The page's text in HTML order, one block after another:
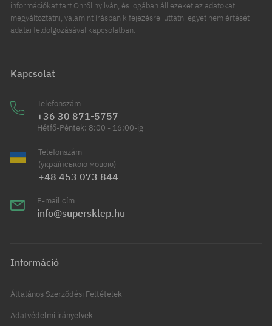
információkat tart Önről nyilván, és jogában áll ezeket az adatokat
megváltoztatni, valamint írásban kifejezésre juttatni egyet nem értését
adatai feldolgozásával kapcsolatban.
Kapcsolat
Telefonszám
+36 30 871-5757
Hétfő-Péntek: 8:00 - 16:00-ig
Telefonszám
(українською мовою)
+48 453 073 844
E-mail cím
info@supersklep.hu
Információ
Általános Szerződési Feltételek
Adatvédelmi irányelvek